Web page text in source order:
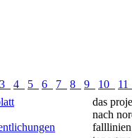
3 4 5 6 7 8 9 10 11
das
nach
falllinien